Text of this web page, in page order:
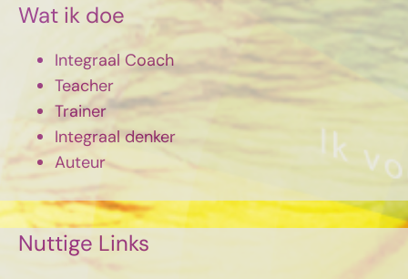
Wat ik doe
Integraal Coach
Teacher
Trainer
Integraal denker
Auteur
Nuttige Links